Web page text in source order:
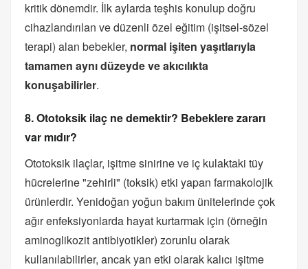
kritik dönemdir. İlk aylarda teşhis konulup doğru
cihazlandırılan ve düzenli özel eğitim (işitsel-sözel
terapi) alan bebekler, normal işiten yaşıtlarıyla
tamamen aynı düzeyde ve akıcılıkta
konuşabilirler.
8. Ototoksik ilaç ne demektir? Bebeklere zararı
var mıdır?
Ototoksik ilaçlar, işitme sinirine ve iç kulaktaki tüy
hücrelerine "zehirli" (toksik) etki yapan farmakolojik
ürünlerdir. Yenidoğan yoğun bakım ünitelerinde çok
ağır enfeksiyonlarda hayat kurtarmak için (örneğin
aminoglikozit antibiyotikler) zorunlu olarak
kullanılabilirler, ancak yan etki olarak kalıcı işitme